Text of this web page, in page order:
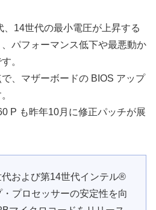
、14世代の最小電圧が上昇する
パフォーマンス低下や最悪動か
。
、マザーボードの BIOS アップ
P も昨年10月に修正パッチが展
および第14世代インテル®
プロセッサーの安定性を向